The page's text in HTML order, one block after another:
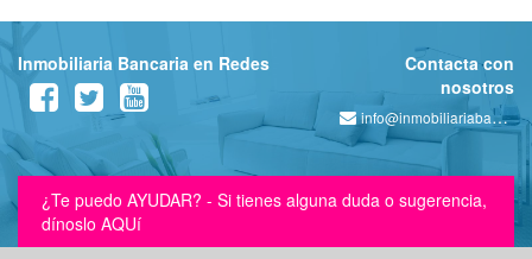
Inmobiliaria Bancaria en Redes
Contacta con
nosotros
info@inmobiliariabancaria.com
¿Te puedo AYUDAR? - Si tienes alguna duda o sugerencia,
dínoslo AQUí